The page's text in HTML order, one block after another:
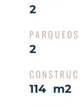
2
PARQUEOS
2
114 m2